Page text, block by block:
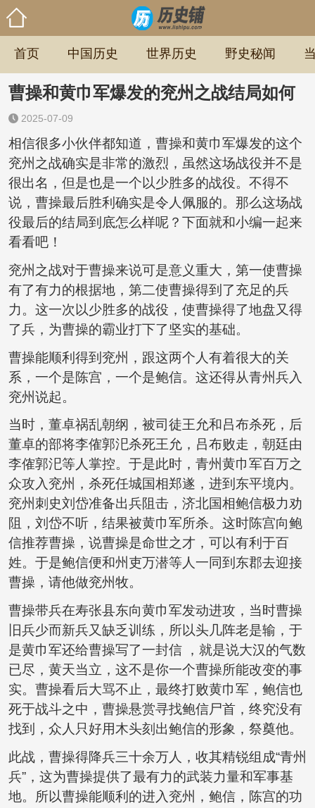
首页 中国历史 世界历史 野史秘闻
曹操和黄巾军爆发的兖州之战结局如何
2025-07-09
相信很多小伙伴都知道，曹操和黄巾军爆发的这个
兖州之战确实是非常的激烈，虽然这场战役并不是
很出名，但是也是一个以少胜多的战役。不得不
说，曹操最后胜利确实是令人佩服的。那么这场战
役最后的结局到底怎么样呢？下面就和小编一起来
看看吧！
兖州之战对于曹操来说可是意义重大，第一使曹操
有了有力的根据地，第二使曹操得到了充足的兵
力。这一次以少胜多的战役，使曹操得了地盘又得
了兵，为曹操的霸业打下了坚实的基础。
曹操能顺利得到兖州，跟这两个人有着很大的关
系，一个是陈宫，一个是鲍信。这还得从青州兵入
兖州说起。
当时，董卓祸乱朝纲，被司徒王允和吕布杀死，后
董卓的部将李傕郭汜杀死王允，吕布败走，朝廷由
李傕郭汜等人掌控。于是此时，青州黄巾军百万之
众攻入兖州，杀死任城国相郑遂，进到东平境内。
兖州刺史刘岱准备出兵阻击，济北国相鲍信极力劝
阻，刘岱不听，结果被黄巾军所杀。这时陈宫向鲍
信推荐曹操，说曹操是命世之才，可以有利于百
姓。于是鲍信便和州吏万潜等人一同到东郡去迎接
曹操，请他做兖州牧。
曹操带兵在寿张县东向黄巾军发动进攻，当时曹操
旧兵少而新兵又缺乏训练，所以头几阵老是输，于
是黄巾军还给曹操写了一封信 ，就是说大汉的气数
已尽，黄天当立，这不是你一个曹操所能改变的事
实。曹操看后大骂不止，最终打败黄巾军，鲍信也
死于战斗之中，曹操悬赏寻找鲍信尸首，终究没有
找到，众人只好用木头刻出鲍信的形象，祭奠他。
此战，曹操得降兵三十余万人，收其精锐组成“青州
兵”，这为曹操提供了最有力的武装力量和军事基
地。所以曹操能顺利的进入兖州，鲍信，陈宫的功